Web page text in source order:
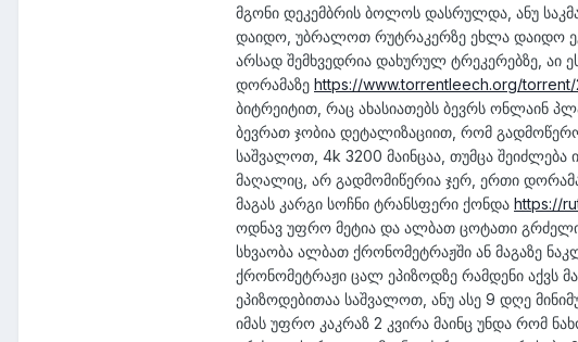
მგონი დეკემბრის ბოლოს დასრულდა, ანუ
დაიდო, უბრალოთ რუტრაკერზე ეხლა დაიდო
არსად შემხვედრია დახურულ ტრეკერებზე, აი
დორამაზე https://www.torrentleech.org/
ბიტრეიტით, რაც ახასიათებს ბევრს ონლაინ
ბევრათ ჯობია დეტალიზაციით, რომ
საშვალოთ, 4k 3200 მაინცაა, თუმცა შეიძლება
მაღალიც, არ გადმომიწერია ჯერ, ერთი
მაგას კარგი სოჩნი ტრანსფერი ქონდა https://
ოდნავ უფრო მეტია და ალბათ ცოტათი გრძელია
სხვაობა ალბათ ქრონომეტრაჟში ან მაგაზე
ქრონომეტრაჟი ცალ ეპიზოდზე რამდენი აქვს
ეპიზოდებითაა საშვალოთ, ანუ ასე 9 დღე
იმას უფრო კაკრაზ 2 კვირა მაინც უნდა რომ